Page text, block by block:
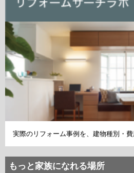
実際のリフォーム事例を、建物種別・
もっと家族になれる場所